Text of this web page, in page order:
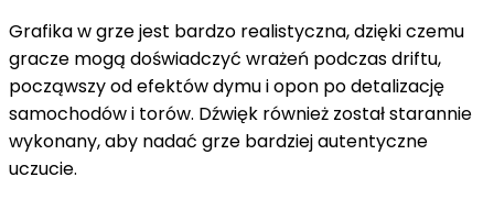
Grafika w grze jest bardzo realistyczna, dzięki czemu
gracze mogą doświadczyć wrażeń podczas driftu,
począwszy od efektów dymu i opon po detalizację
samochodów i torów. Dźwięk również został starannie
wykonany, aby nadać grze bardziej autentyczne
uczucie.